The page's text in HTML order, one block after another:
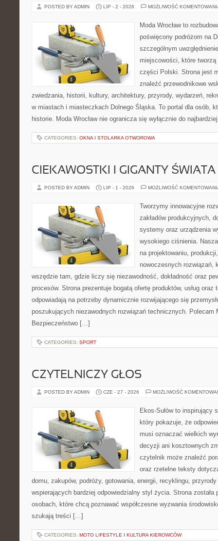
POSTED BY ADMIN LIP - 2 - 2026 MOŻLIWOŚĆ
Moda Wrocław to
poświęcony podróżom na
szczególnym
miejscowości, które
części Polski. Strona jest
znaleźć przewodnikowe
zwiedzania, historii, kultury, architektury, przyrody, wydarzeń,
w miastach i miasteczkach Dolnego Śląska. To portal dla osób,
historie. Moda Wrocław nie ogranicza się wyłącznie do
CATEGORIES: OKNA I STOLARKA OTWOROWA
CIEKAWOSTKI I GIGANTY ŚWIATA
POSTED BY ADMIN LIP - 1 - 2026 MOŻLIWOŚĆ
Tworzymy innowacyjne
zakładów produkcyjnych,
systemy oraz urządzenia
wysokiego ciśnienia.
na projektowaniu,
nowoczesnych rozwiązań,
wszędzie tam, gdzie liczy się niezawodność, dokładność oraz
procesów. Strona prezentuje bogatą ofertę produktów, usług oraz
odpowiadają na potrzeby dynamicznie rozwijającego się
poszukujących niezawodnych rozwiązań technicznych. Polecam
Bezpieczeństwo […]
CATEGORIES: SPORT
CZYTELNICZY GŁOS
POSTED BY ADMIN CZE - 27 - 2026 MOŻLIWOŚĆ
Ekos-Sułów to inspirujący
który pokazuje, że
musi oznaczać wielkich
decyzji ani kosztownych
czytelnik może znaleźć
oraz rzetelne teksty
domu, zakupów, podróży, gotowania, energii, recyklingu,
wspierających bardziej odpowiedzialny styl życia. Strona została
osobach, które chcą poznawać współczesne wyzwania
szukają treści […]
CATEGORIES: MOTO LIFESTYLE I KULTURA KIEROWCÓW